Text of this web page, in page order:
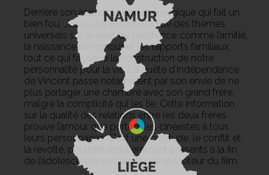
Derrière son aspect solaire et énergique qui fait un
bien fou, Juste une illusion aborde des thèmes
universels sur le sens de l’existence, comme l’amitié,
la naissance de l’amour et les rapports familiaux,
tout ce qui façonne la construction de notre
personnalité pour la vie. La quête d’indépendance
de Vincent passe notamment par son envie de ne
plus partager une chambre avec son grand frère,
malgré la complicité qui les lie. Cette information
sur la qualité des relations entre les deux frères
prouve l’amour que portent les cinéastes à tous
leurs personnages. C’est une certitude, le conflit et
la révolte, pourtant régulièrement présents à la fin
de l’adolescence, ne seront pas le moteur du film.